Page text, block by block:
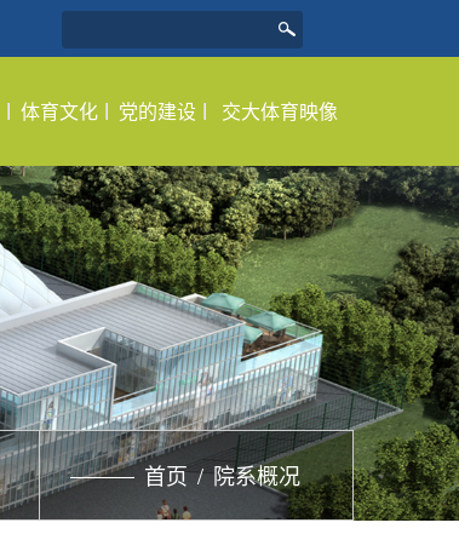
体育文化 党的建设 交大体育映像
首页/院系概况